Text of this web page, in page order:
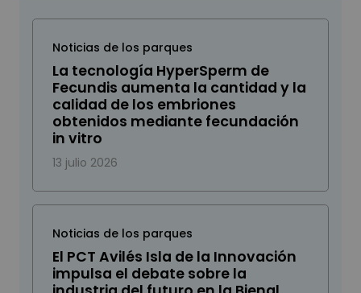
Noticias de los parques
La tecnología HyperSperm de
Fecundis aumenta la cantidad y la
calidad de los embriones
obtenidos mediante fecundación
in vitro
13 julio 2026
Noticias de los parques
El PCT Avilés Isla de la Innovación
impulsa el debate sobre la